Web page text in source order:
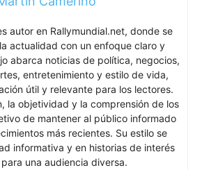
autor en Rallymundial.net, donde se
actualidad con un enfoque claro y
abarca noticias de política, negocios,
entretenimiento y estilo de vida,
útil y relevante para los lectores.
la objetividad y la comprensión de los
de mantener al público informado
más recientes. Su estilo se
informativa y en historias de interés
una audiencia diversa.